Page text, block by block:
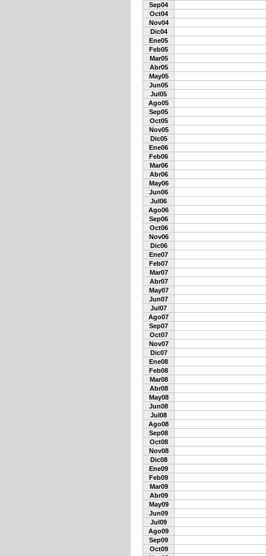
Sep04
Oct04
Nov04
Dic04
Ene05
Feb05
Mar05
Abr05
May05
Jun05
Jul05
Ago05
Sep05
Oct05
Nov05
Dic05
Ene06
Feb06
Mar06
Abr06
May06
Jun06
Jul06
Ago06
Sep06
Oct06
Nov06
Dic06
Ene07
Feb07
Mar07
Abr07
May07
Jun07
Jul07
Ago07
Sep07
Oct07
Nov07
Dic07
Ene08
Feb08
Mar08
Abr08
May08
Jun08
Jul08
Ago08
Sep08
Oct08
Nov08
Dic08
Ene09
Feb09
Mar09
Abr09
May09
Jun09
Jul09
Ago09
Sep09
Oct09